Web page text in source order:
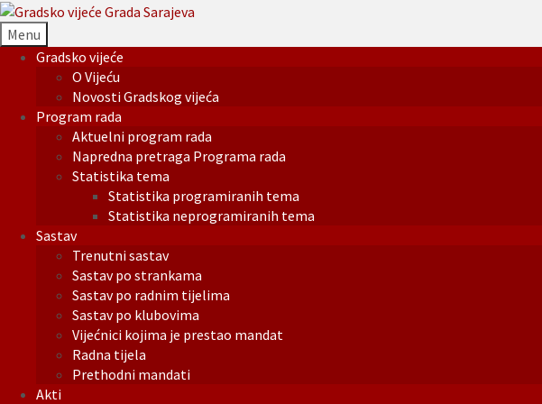
Menu
Gradsko vijeće
O Vijeću
Novosti Gradskog vijeća
Program rada
Aktuelni program rada
Napredna pretraga Programa rada
Statistika tema
Statistika programiranih tema
Statistika neprogramiranih tema
Sastav
Trenutni sastav
Sastav po strankama
Sastav po radnim tijelima
Sastav po klubovima
Vijećnici kojima je prestao mandat
Radna tijela
Prethodni mandati
Akti